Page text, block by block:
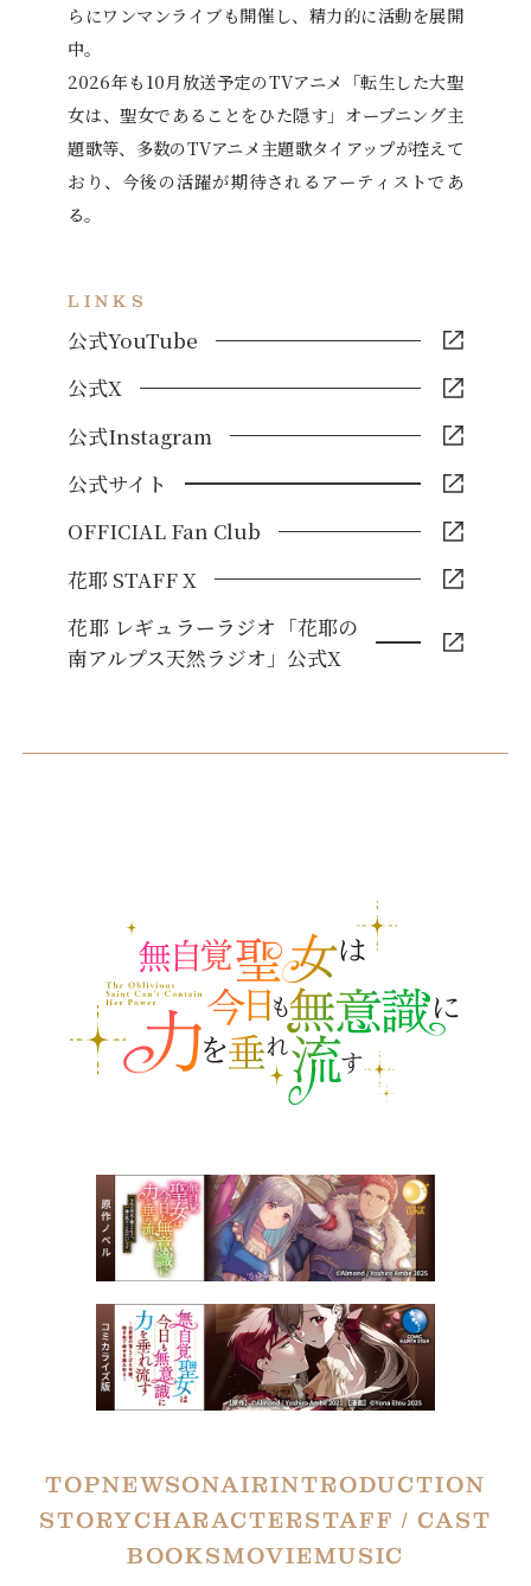
らにワンマンライブも開催し、精力的に活動を展開
中。
2026年も10月放送予定のTVアニメ「転生した大聖
女は、聖女であることをひた隠す」オープニング主
題歌等、多数のTVアニメ主題歌タイアップが控えて
おり、今後の活躍が期待されるアーティストであ
る。
LINKS
公式YouTube
公式X
公式Instagram
公式サイト
OFFICIAL Fan Club
花耶 STAFF X
花耶 レギュラーラジオ「花耶の
南アルプス天然ラジオ」公式X
TOPNEWSONAIRINTRODUCTION
STORYCHARACTERSTAFF / CAST
BOOKSMOVIEMUSIC